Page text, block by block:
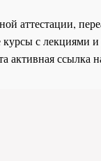
аттестации,
с лекциями
активная ссылка